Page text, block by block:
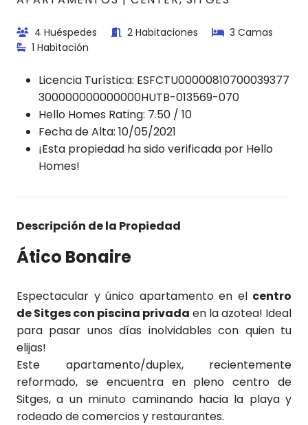
4 Huéspedes 2 Habitaciones
3 Camas
1 Habitación
Licencia Turística: ESFCTU00000810700039377
300000000000000HUTB-013569-070
Hello Homes Rating: 7.50 / 10
Fecha de Alta: 10/05/2021
¡Esta propiedad ha sido verificada por Hello
Homes!
Descripción de la Propiedad
Ático Bonaire
Espectacular y único apartamento en el centro
de Sitges con piscina privada en la azotea! Ideal
para pasar unos días inolvidables con quien tu
elijas!
Este apartamento/duplex, recientemente
reformado, se encuentra en pleno centro de
Sitges, a un minuto caminando hacia la playa y
rodeado de comercios y restaurantes.